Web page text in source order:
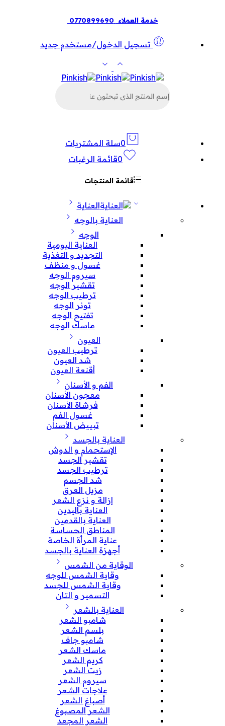
خدمة العملاء 0770899690
تسجيل الدخول/مستخدم جديد
عن
0سلة المشتريات
0قائمة الرغبات
قائمة المنتجات
العناية
العناية بالوجه
الوجه
العناية اليومية
التجديد و التغذية
غسول و منظف
سيروم الوجه
تقشير الوجه
ترطيب الوجه
تونر الوجه
تفتيح الوجه
ماسك الوجه
العيون
ترطيب العيون
شد العيون
أقنعة العيون
الفم و الأسنان
معجون الأسنان
فرشاة الأسنان
غسول الفم
تبييض الأسنان
العناية بالجسد
الإستحمام و الدوش
تقشير الجسد
ترطيب الجسد
شد الجسم
مزيل العرق
إزالة و نزع الشعر
العناية باليدين
العناية بالقدمين
المناطق الحساسة
عناية المرأة الخاصة
أجهزة العناية بالجسد
الوقاية من الشمس
وقاية الشمس للوجه
وقاية الشمس للجسد
التسمير و التان
العناية بالشعر
شامبو الشعر
بلسم الشعر
شامبو جاف
ماسك الشعر
كريم الشعر
زيت الشعر
سيروم الشعر
علاجات الشعر
أصباغ الشعر
الشعر المصبوغ
الشعر المجعد